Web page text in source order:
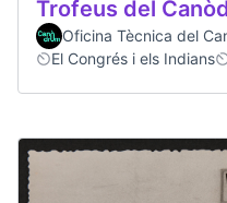
Trofeus del
Oficina Tècnica del
El Congrés i els Indians